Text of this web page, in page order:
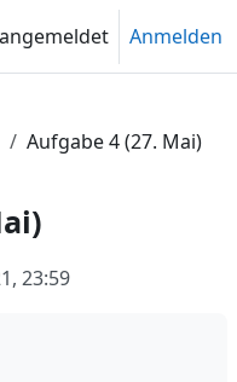
Anmelden
Aufgabe 4 (27. Mai)
23:59